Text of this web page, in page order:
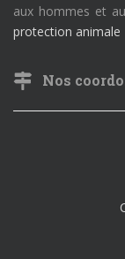
aux hommes et
protection animale
Nos